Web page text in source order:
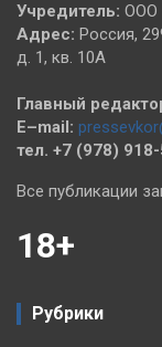
Учредитель: ООО
Адрес: Россия,
д. 1, кв. 10А
Главный
E–mail:
тел. +7 (978)
Все публикации
18+
Рубрики